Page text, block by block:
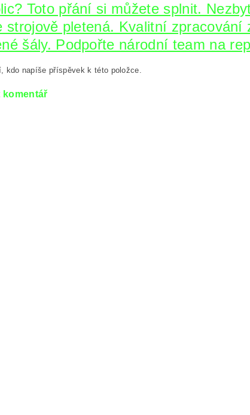
Toto přání si můžete splnit.
strojově pletená. Kvalitní zpracování
šály. Podpořte národní team na
kdo napíše příspěvek k této položce.
komentář